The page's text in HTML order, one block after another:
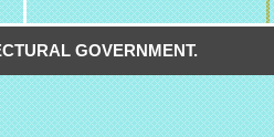
GOVERNMENT.